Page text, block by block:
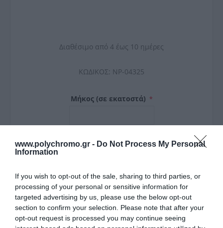
www.polychromo.gr - Do Not Process My Personal
Information
If you wish to opt-out of the sale, sharing to third parties, or
processing of your personal or sensitive information for
targeted advertising by us, please use the below opt-out
section to confirm your selection. Please note that after your
opt-out request is processed you may continue seeing
Διαθέσιμο από 4 έως 10 ημέρες
ΚΩΔΙΚΟΣ: NP-04325
Μήκος (σε εκατοστά) *